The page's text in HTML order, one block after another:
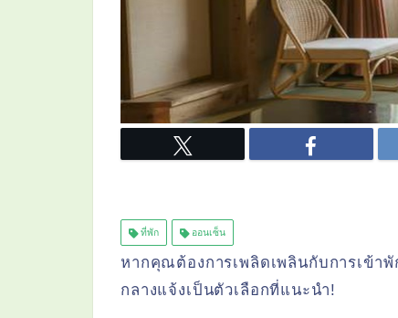
ที่พัก ออนเซ็น
หากคุณต้องการเพลิดเพลินกับการเข้า
กลางแจ้งเป็นตัวเลือกที่แนะนำ!